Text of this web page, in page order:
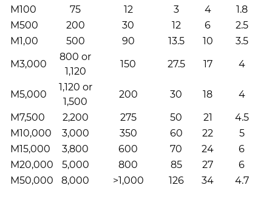
M100 75 12 3 4 1.8
M500
200 30 12 6 2.5
M1,00
500 90 13.5 10 3.5
M3,000
800 or
1,120
150 27.5 17 4
M5,000
1,120 or
1,500
200 30 18 4
M7,500
2,200 275 50 21 4.5
M10,000
3,000 350 60 22 5
M15,000
3,800 600 70 24 6
M20,000
5,000 800 85 27 6
M50,000
8,000 >1,000 126 34 4.7